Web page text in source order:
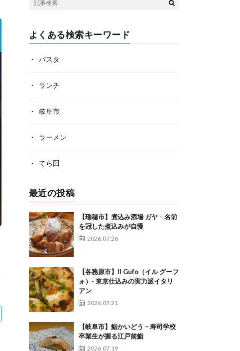
よくある検索キーワード
パスタ
ランチ
岐阜市
ラーメン
てら田
最近の投稿
【瑞穂市】煮込み酒場 ガヤ – 名前
を冠した煮込みが自慢
2026.07.26
【各務原市】Il Gufo（イル グーフ
ォ）- 東京仕込みの実力派イタリ
アン
2026.07.21
【岐阜市】鮨かいどう – 寿司学校
卒業生が握る江戸前鮨
2026.07.19